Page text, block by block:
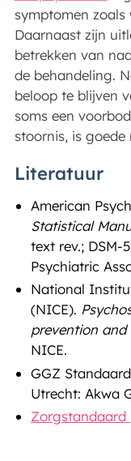
symptomen
Daarnaast zijn
betrekken van
de behandeling.
beloop te blijven
soms een
stoornis, is goede
Literatuur
American
Statistical
text rev.; DSM-
Psychiatric
National
(NICE).
prevention
NICE.
GGZ
Utrecht: Akwa
Zorgstandaard